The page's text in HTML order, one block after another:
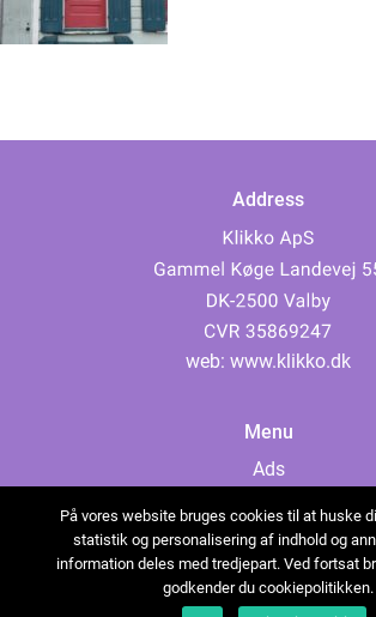
Address
web: www.klikko.dk
Menu
Ads
Cookies
Contact
Sitemap
På vores website bruges cookies til at huske
statistik og personalisering af indhold og
information deles med tredjepart. Ved fortsat
godkender du cookiepolitikken.